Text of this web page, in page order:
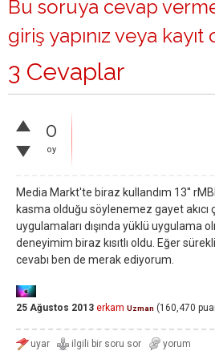
Bu soruya cevap
giriş yapınız veya kayıt
3 Cevaplar
0
oy
Media Markt'te biraz kullandım 13''
kasma olduğu söylenemez gayet akıcı
uygulamaları dışında yüklü uygulama
deneyimim biraz kısıtlı oldu. Eğer
cevabı ben de merak ediyorum.
25 Ağustos 2013 erkam Uzman (160,470